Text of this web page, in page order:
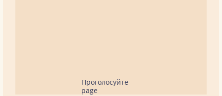
Проголосуйте
page